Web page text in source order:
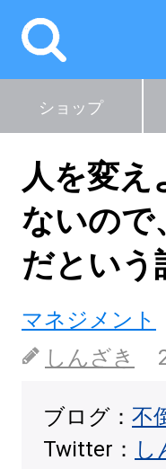
ショップ
人を変
ないので
だという
マネジメント
しんざき
ブログ： 不
Twitter： し